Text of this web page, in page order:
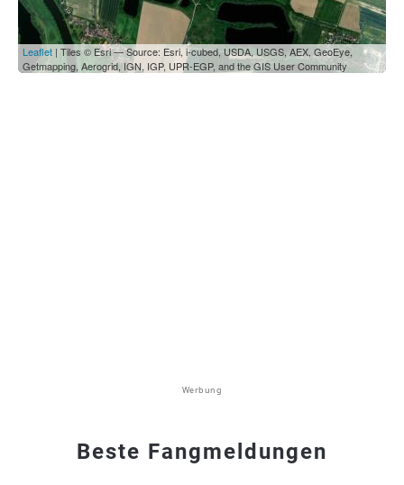
Leaflet | Tiles © Esri — Source: Esri, i-cubed, USDA, USGS, AEX, GeoEye,
Getmapping, Aerogrid, IGN, IGP, UPR-EGP, and the GIS User Community
Werbung
Beste Fangmeldungen